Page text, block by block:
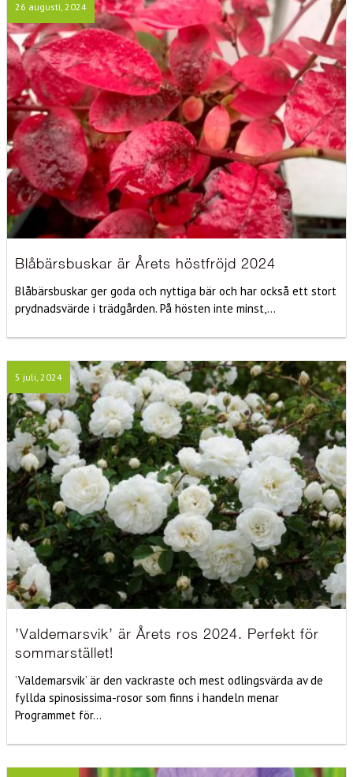
26 augusti, 2024
Blåbärsbuskar är Årets höstfröjd 2024
Blåbärsbuskar ger goda och nyttiga bär och har också ett stort
prydnadsvärde i trädgården. På hösten inte minst,...
5 juli, 2024
’Valdemarsvik’ är Årets ros 2024. Perfekt för
sommarstället!
’Valdemarsvik’ är den vackraste och mest odlingsvärda av de
fyllda spinosissima-rosor som finns i handeln menar
Programmet för...